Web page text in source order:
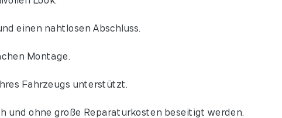
einen nahtlosen Abschluss.
Montage.
Fahrzeugs unterstützt.
und ohne große Reparaturkosten beseitigt werden.